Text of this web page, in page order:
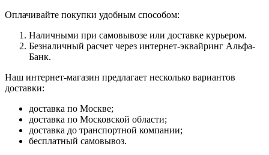
Оплачивайте покупки удобным способом:
Наличными при самовывозе или доставке курьером.
Безналичный расчет через интернет-эквайринг Альфа-
Банк.
Наш интернет-магазин предлагает несколько вариантов
доставки:
доставка по Москве;
доставка по Московской области;
доставка до транспортной компании;
бесплатный самовывоз.